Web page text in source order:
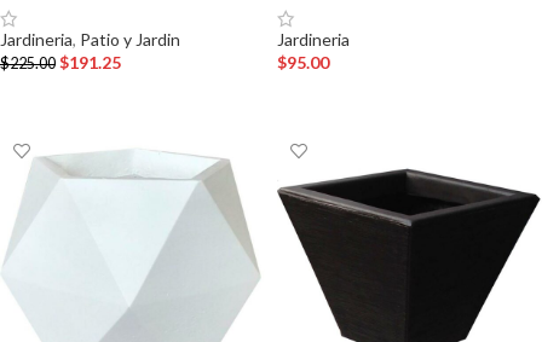
Jardineria, Patio y Jardin
$225.00 $191.25
Jardineria
$95.00